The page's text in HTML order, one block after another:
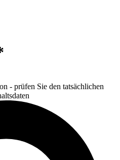
- prüfen Sie den tatsächlichen